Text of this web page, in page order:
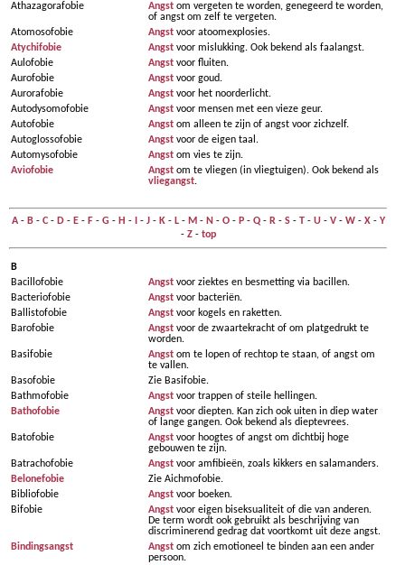
Athazagorafobie
Angst om vergeten te worden, genegeerd te worden,
of angst om zelf te vergeten.
Atomosofobie
Angst voor atoomexplosies.
Atychifobie
Angst voor mislukking. Ook bekend als faalangst.
Aulofobie
Angst voor fluiten.
Aurofobie
Angst voor goud.
Aurorafobie
Angst voor het noorderlicht.
Autodysomofobie
Angst voor mensen met een vieze geur.
Autofobie
Angst om alleen te zijn of angst voor zichzelf.
Autoglossofobie
Angst voor de eigen taal.
Automysofobie
Angst om vies te zijn.
Aviofobie
Angst om te vliegen (in vliegtuigen). Ook bekend als
vliegangst.
A- B- C- D- E- F - G- H - - J- K- L- M - N - O- P- Q- R- S- T- U- V- W- X- Y
- Z- top
B
Bacillofobie
Angst voor ziektes en besmetting via bacillen.
Bacteriofobie
Angst voor bacteriën.
Ballistofobie
Angst voor kogels en raketten.
Barofobie
Angst voor de zwaartekracht of om platgedrukt te
worden.
Basifobie
Angst om te lopen of rechtop te staan, of angst om
te vallen.
Basofobie
Zie Basifobie.
Bathmofobie
Angst voor trappen of steile hellingen.
Bathofobie
Angst voor diepten. Kan zich ook uiten in diep water
of lange gangen. Ook bekend als dieptevrees.
Batofobie
Angst voor hoogtes of angst om dichtbij hoge
gebouwen te zijn.
Batrachofobie
Angst voor amfibieën, zoals kikkers en salamanders.
Belonefobie
Zie Aichmofobie.
Bibliofobie
Angst voor boeken.
Bifobie
Angst voor eigen biseksualiteit of die van anderen.
De term wordt ook gebruikt als beschrijving van
discriminerend gedrag dat voortkomt uit deze angst.
Bindingsangst
Angst om zich emotioneel te binden aan een ander
persoon.